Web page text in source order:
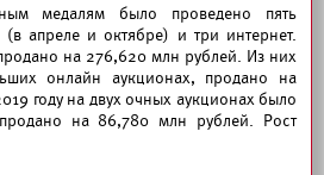
медалям было проведено пять
апреле и октябре) и три интернет.
на 276,620 млн рублей. Из них
онлайн аукционах, продано на
году на двух очных аукционах было
на 86,780 млн рублей. Рост